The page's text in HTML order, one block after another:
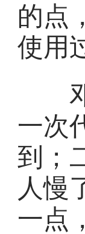
的点
使用
邓
一次
到；
人慢
一点